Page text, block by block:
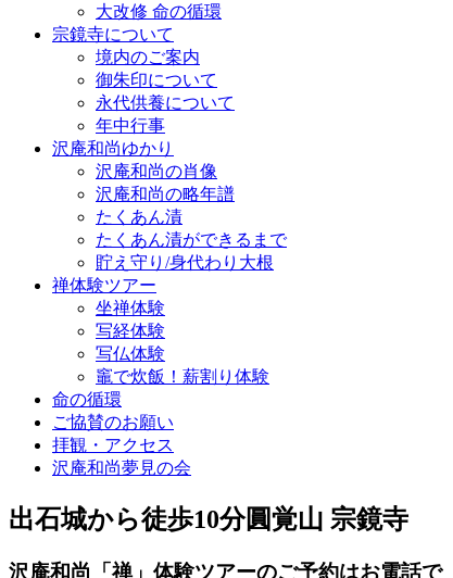
大改修 命の循環
宗鏡寺について
境内のご案内
御朱印について
永代供養について
年中行事
沢庵和尚ゆかり
沢庵和尚の肖像
沢庵和尚の略年譜
たくあん漬
たくあん漬ができるまで
貯え守り/身代わり大根
禅体験ツアー
坐禅体験
写経体験
写仏体験
竈で炊飯！薪割り体験
命の循環
ご協賛のお願い
拝観・アクセス
沢庵和尚夢見の会
出石城から徒歩10分圓覚山 宗鏡寺
沢庵和尚「禅」体験ツアーのご予約はお電話で